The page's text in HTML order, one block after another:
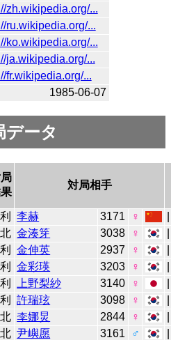
zh.wikipedia.org/...
ru.wikipedia.org/...
ko.wikipedia.org/...
ja.wikipedia.org/...
fr.wikipedia.org/...
1985-06-07
データ
対局相手
李赫 3171 ♀
金湊笌 3038 ♀
金伸英 2937 ♀
金彩瑛 3203 ♀
上野梨紗 3140 ♀
許瑞玹 3098 ♀
李娜炅 2844 ♀
尹嶼愿 3161 ♂